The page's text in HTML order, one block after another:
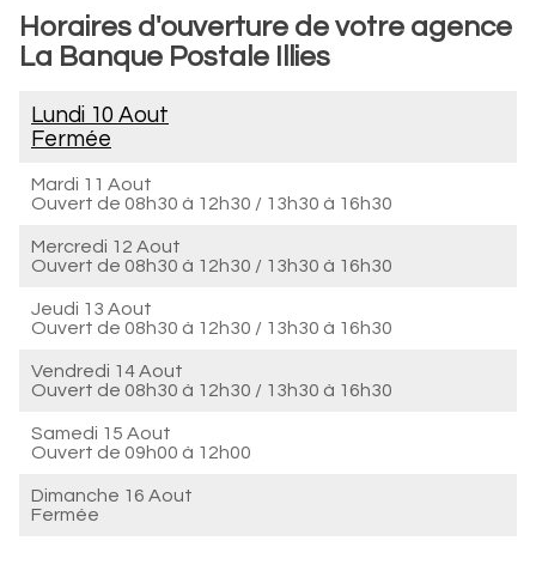
Horaires d'ouverture de votre agence
La Banque Postale Illies
Lundi 10 Aout
Fermée
Mardi 11 Aout
Ouvert de 08h30 à 12h30 / 13h30 à 16h30
Mercredi 12 Aout
Ouvert de 08h30 à 12h30 / 13h30 à 16h30
Jeudi 13 Aout
Ouvert de 08h30 à 12h30 / 13h30 à 16h30
Vendredi 14 Aout
Ouvert de 08h30 à 12h30 / 13h30 à 16h30
Samedi 15 Aout
Ouvert de 09h00 à 12h00
Dimanche 16 Aout
Fermée